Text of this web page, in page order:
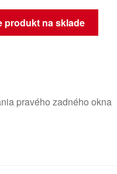
produkt na sklade
pravého zadného okna